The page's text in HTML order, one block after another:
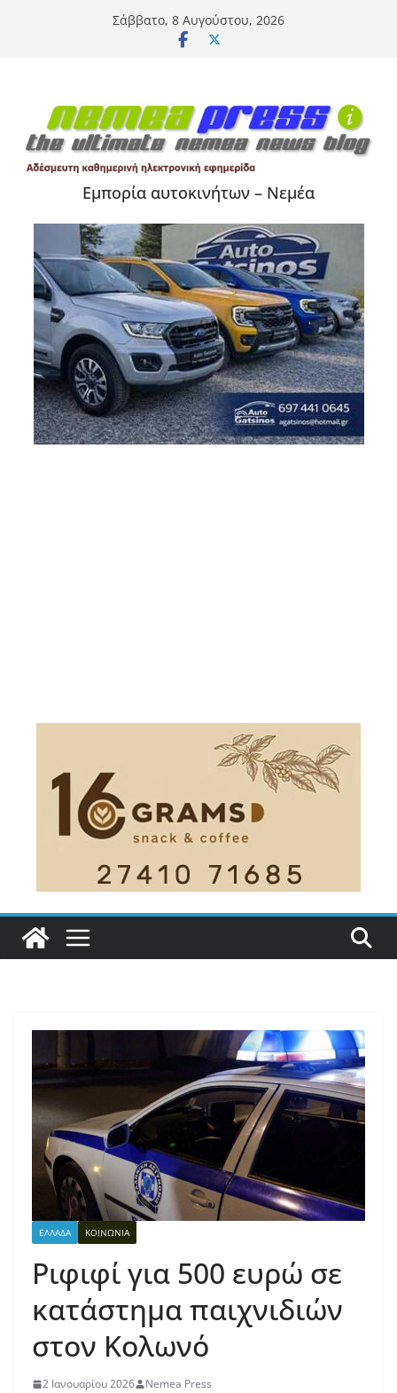
Σάββατο, 8 Αυγούστου, 2026
Εμπορία αυτοκινήτων – Νεμέα
ΕΛΛΑΔΑ ΚΟΙΝΩΝΙΑ
Ριφιφί για 500 ευρώ σε
κατάστημα παιχνιδιών
στον Κολωνό
2 Ιανουαρίου 2026 Nemea Press